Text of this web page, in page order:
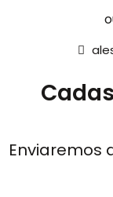
Enviaremos